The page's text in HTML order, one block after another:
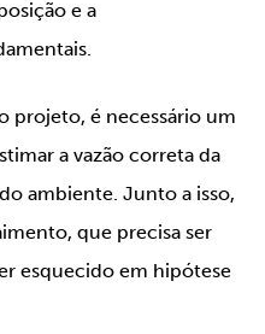
e a
projeto, é necessário um
a vazão correta da
ambiente. Junto a isso,
que precisa ser
esquecido em hipótese